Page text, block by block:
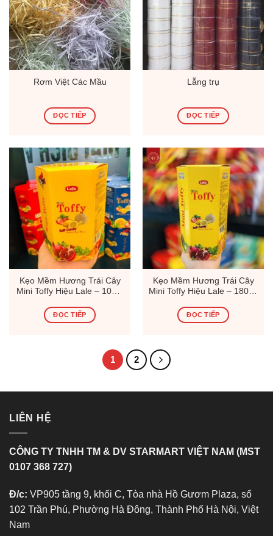
Rơm Việt Các Mầu
ĐỌC TIẾP
Lẵng trụ
ĐỌC TIẾP
Kẹo Mềm Hương Trái Cây
Mini Toffy Hiệu Lale – 100G
Kì (Thùng 24 Hộp)
ĐỌC TIẾP
Kẹo Mềm Hương Trái Cây
Mini Toffy Hiệu Lale – 180 G
Kì (Thùng 24 Hộp)
ĐỌC TIẾP
1 2
LIÊN HỆ
CÔNG TY TNHH TM & DV STARMART VIỆT NAM (MST
0107 368 727)
Đ/c: VP905 tầng 9, khối C, Tòa nhà Hồ Gươm Plaza, số
102 Trần Phú, Phường Hà Đông, Thành Phố Hà Nội, Việt
Nam